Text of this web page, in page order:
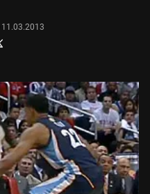
11.03.2013